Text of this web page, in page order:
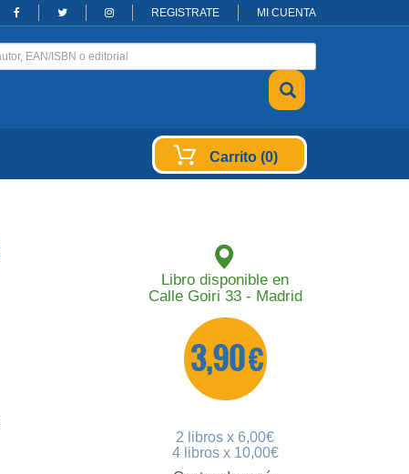
REGISTRATE MI CUENTA
Carrito (0)
Libro disponible en
Calle Goiri 33 - Madrid
3,90 €
2 libros x 6,00€
4 libros x 10,00€